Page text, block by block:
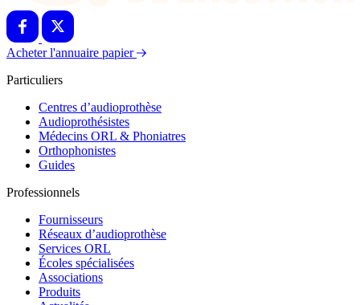
Acheter l'annuaire papier
Particuliers
Centres d’audioprothèse
Audioprothésistes
Médecins ORL & Phoniatres
Orthophonistes
Guides
Professionnels
Fournisseurs
Réseaux d’audioprothèse
Services ORL
Écoles spécialisées
Associations
Produits